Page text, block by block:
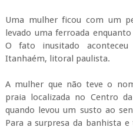
Uma mulher ficou com um
levado uma ferroada
O fato inusitado
Itanhaém, litoral paulista.
A mulher que não teve o
praia localizada no Centro
quando levou um susto ao
Para a surpresa da banhista